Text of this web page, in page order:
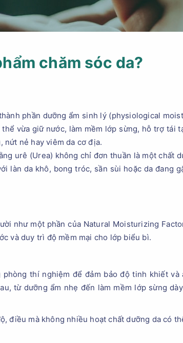
chăm sóc da?
phần dưỡng ẩm sinh lý (physiological
vừa giữ nước, làm mềm lớp sừng, hỗ trợ tái
nứt nẻ hay viêm da cơ địa.
urê (Urea) không chỉ đơn thuần là một chất
làn da khô, bong tróc, sần sùi hoặc da đang
như một phần của Natural Moisturizing
và duy trì độ mềm mại cho lớp biểu bì.
thí nghiệm để đảm bảo độ tinh khiết và
từ dưỡng ẩm nhẹ đến làm mềm lớp sừng
điều mà không nhiều hoạt chất dưỡng da có